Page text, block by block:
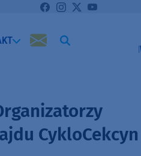
CykloCekcyn